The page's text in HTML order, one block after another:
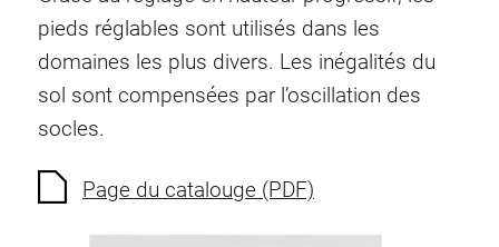
Ecrous à ressort
Sécurités de torsion
Raccordements à filet
Éléments de Raccordements de fond
Éléments plastiques
pieds réglables sont utilisés dans les
domaines les plus divers. Les inégalités du
sol sont compensées par l’oscillation des
socles.
Page du catalouge (PDF)